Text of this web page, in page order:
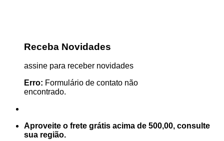
Receba Novidades
assine para receber novidades
Erro: Formulário de contato não
encontrado.
Aproveite o frete grátis acima de 500,00, consulte
sua região.